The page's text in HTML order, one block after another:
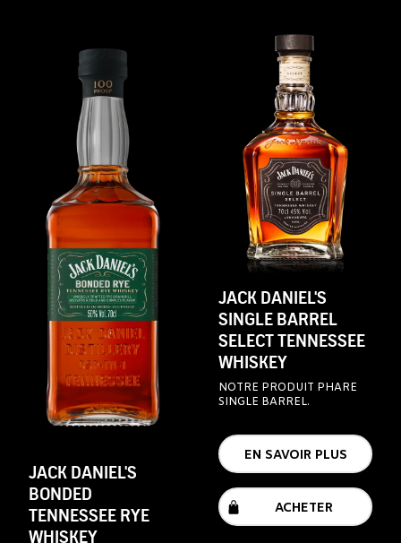
JACK DANIEL'S
BONDED
TENNESSEE RYE
WHISKEY
JACK DANIEL'S
SINGLE BARREL
SELECT TENNESSEE
WHISKEY
NOTRE PRODUIT PHARE
SINGLE BARREL.
EN SAVOIR PLUS
ACHETER